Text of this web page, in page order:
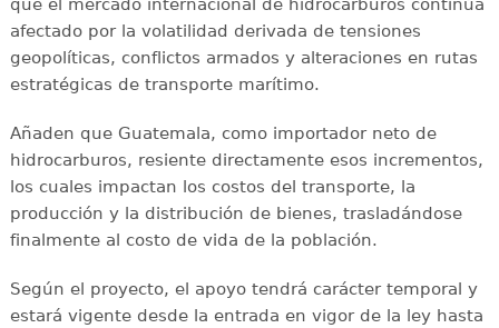
que el mercado internacional de hidrocarburos continúa
afectado por la volatilidad derivada de tensiones
geopolíticas, conflictos armados y alteraciones en rutas
estratégicas de transporte marítimo.
Añaden que Guatemala, como importador neto de
hidrocarburos, resiente directamente esos incrementos,
los cuales impactan los costos del transporte, la
producción y la distribución de bienes, trasladándose
finalmente al costo de vida de la población.
Según el proyecto, el apoyo tendrá carácter temporal y
estará vigente desde la entrada en vigor de la ley hasta